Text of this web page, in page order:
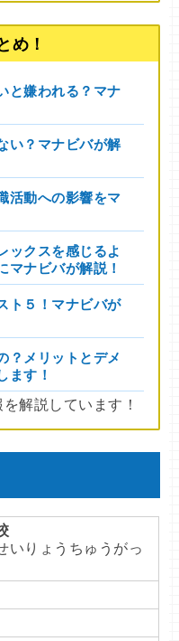
め！
と嫌われる？マナ
い？マナビバが解
活動への影響をマ
ックスを感じるよ
マナビバが解説！
ト５！マナビバが
？メリットとデメ
ます！
解説しています！
いりょうちゅうがっ